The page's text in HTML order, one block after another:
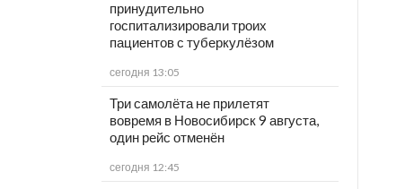
принудительно
госпитализировали троих
пациентов с туберкулёзом
сегодня 13:05
Три самолёта не прилетят
вовремя в Новосибирск 9 августа,
один рейс отменён
сегодня 12:45